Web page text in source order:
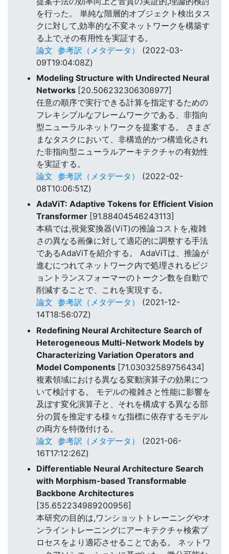
を行った。 単純な階層的オブジェクト検出タス
クに対して,効率的な不変ネットワークを構築す
る上で,その有用性を実証する。
論文 参考訳（メタデータ）
(2022-03-
09T19:04:08Z)
Modeling Structure with Undirected Neural
Networks [20.506232306308977]
任意の順序で実行できる計算を指定するための
フレキシブルなフレームワークである、非指向
型ニューラルネットワークを提案する。 さまざ
まなタスクにおいて、非構造的かつ構造化され
た非指向型ニューラルアーキテクチャの有効性
を実証する。
論文 参考訳（メタデータ）
(2022-02-
08T10:06:51Z)
AdaViT: Adaptive Tokens for Efficient Vision
Transformer [91.88404546243113]
本稿では,視覚変換器(ViT)の推論コストを,複雑
さの異なる画像に対して適応的に調整する手法
であるAdaViTを紹介する。 AdaViTは、推論が
進むにつれてネットワーク内で処理されるビジ
ョントランスフォーマーのトークン数を自動で
削減することで、これを実現する。
論文 参考訳（メタデータ）
(2021-12-
14T18:56:07Z)
Redefining Neural Architecture Search of
Heterogeneous Multi-Network Models by
Characterizing Variation Operators and
Model Components [71.03032589756434]
複素領域における異なる変動演算子の効果につ
いて検討する。 モデルの複雑さと性能に影響を
及ぼす変化演算子と、それを構成する異なる部
分の質を推定する様々な指標に依存するモデル
の両方を特徴付ける。
論文 参考訳（メタデータ）
(2021-06-
16T17:12:26Z)
Differentiable Neural Architecture Search
with Morphism-based Transformable
Backbone Architectures
[35.652234989200956]
本研究の目的は,ワンショットトレーニングやオ
ンライントレーニングにアーキテクチャ検索プ
ロセスをより適応させることである。 ネットワ